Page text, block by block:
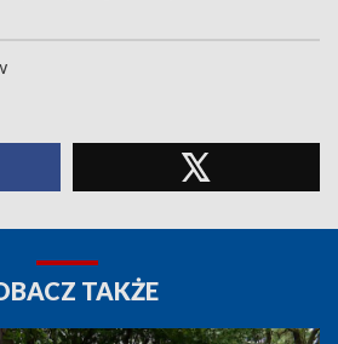
TAKŻE